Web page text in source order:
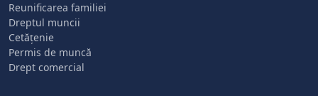
Reunificarea familiei
Dreptul muncii
Cetățenie
Permis de muncă
Drept comercial